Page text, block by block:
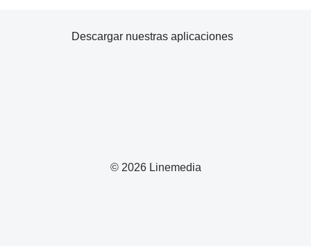
© 2026 Linemedia
Descargar nuestras aplicaciones